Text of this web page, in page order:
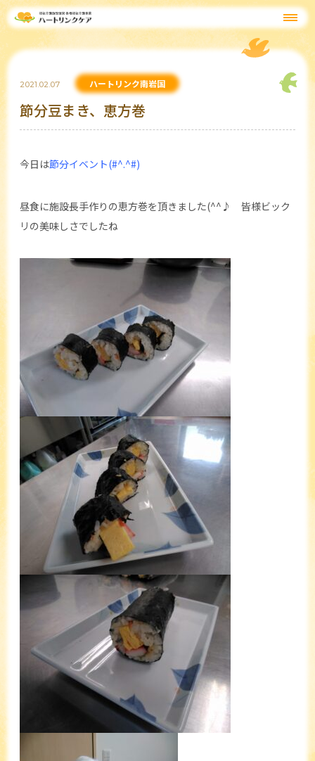
2021.02.07 ハートリンク南岩国
節分豆まき、恵方巻
今日は節分イベント(#^.^#)
昼食に施設長手作りの恵方巻を頂きました(^^♪ 皆様ビック
リの美味しさでしたね